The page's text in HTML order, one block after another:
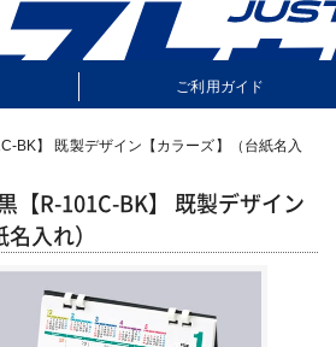
ご利用ガイド
BK】 既製デザイン【カラーズ】（台紙名入
【R-101C-BK】 既製デザイン
入れ）